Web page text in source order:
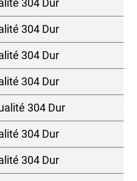
304 Dur
304 Dur
304 Dur
304 Dur
304 Dur
304 Dur
304 Dur